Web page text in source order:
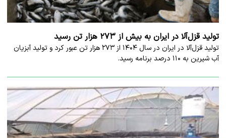
تولید قزل‌آلا در ایران به بیش از ۲۷۳ هزار تن رسید
تولید قزل‌آلا در ایران در سال ۱۴۰۴ از ۲۷۳ هزار تن عبور کرد و تولید آبزیان
آب شیرین به ۱۱۰ درصد برنامه رسید.